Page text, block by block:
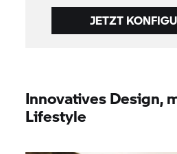
JETZT
Innovatives Design,
Lifestyle